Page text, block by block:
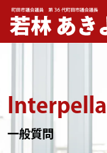
メインナビゲーシ
一般質問